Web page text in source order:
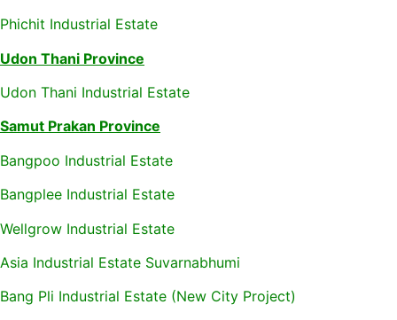
Phichit Industrial Estate
Udon Thani Province
Udon Thani Industrial Estate
Samut Prakan Province
Bangpoo Industrial Estate
Bangplee Industrial Estate
Wellgrow Industrial Estate
Asia Industrial Estate Suvarnabhumi
Bang Pli Industrial Estate (New City Project)